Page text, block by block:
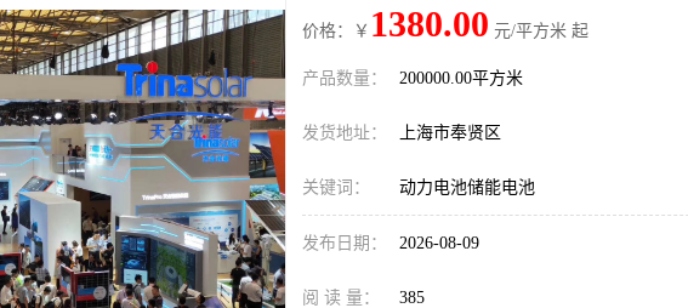
价格：￥ 1380.00 元/平方米 起
产品数量： 200000.00平方米
发货地址： 上海市奉贤区
关键词： 动力电池储能电池
发布日期： 2026-08-09
阅 读 量： 385